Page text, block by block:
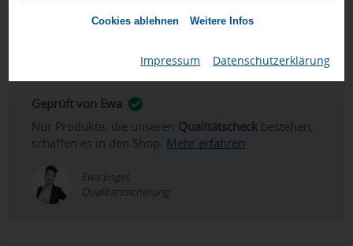
Cookies ablehnen Weitere Infos
Impressum Datenschutzerklärung
Außendarstellung.
Geprüft von Ewa
Nur Produkte, die unseren Qualitätscheck bestehen,
schaffen es in den Shop. Mehr erfahren
Ewa Engel,
Qualitätssicherung